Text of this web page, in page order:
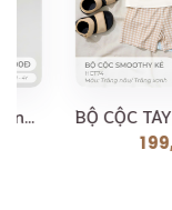
199,000